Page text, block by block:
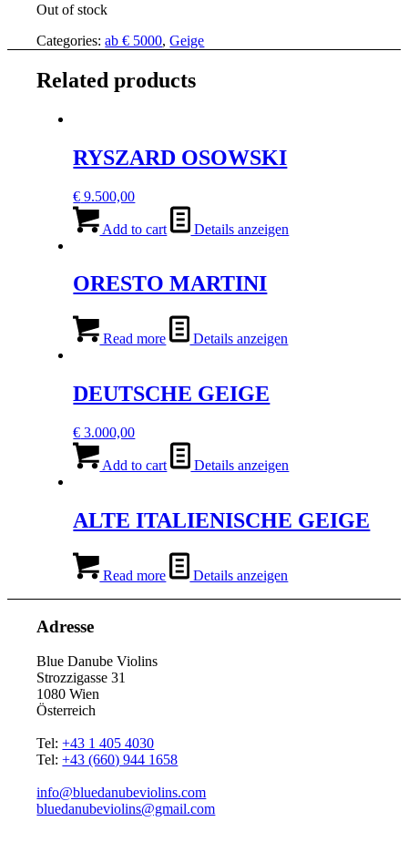
Out of stock
Categories:ab € 5000,Geige
Related products
RYSZARD OSOWSKI
€ 9.500,00
Add to cart Details anzeigen
ORESTO MARTINI
Read more Details anzeigen
DEUTSCHE GEIGE
€ 3.000,00
Add to cart Details anzeigen
ALTE ITALIENISCHE GEIGE
Read more Details anzeigen
Adresse
Blue Danube Violins
Strozzigasse 31
1080 Wien
Österreich
Tel:+43 1 405 4030
Tel:+43 (660) 944 1658
info@bluedanubeviolins.com
bluedanubeviolins@gmail.com